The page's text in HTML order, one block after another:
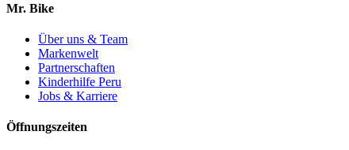
Mr. Bike
Über uns & Team
Markenwelt
Partnerschaften
Kinderhilfe Peru
Jobs & Karriere
Öffnungszeiten